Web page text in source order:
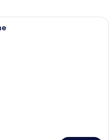
Chambre Double, vue montagne |